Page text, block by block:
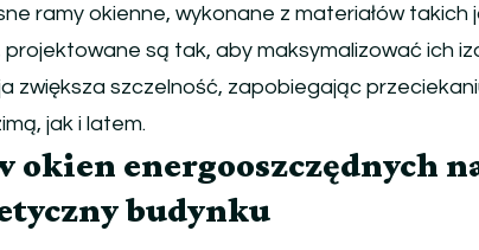
ramy okienne, wykonane z materiałów takich
projektowane są tak, aby maksymalizować ich
zwiększa szczelność, zapobiegając
jak i latem.
okien energooszczędnych
budynku